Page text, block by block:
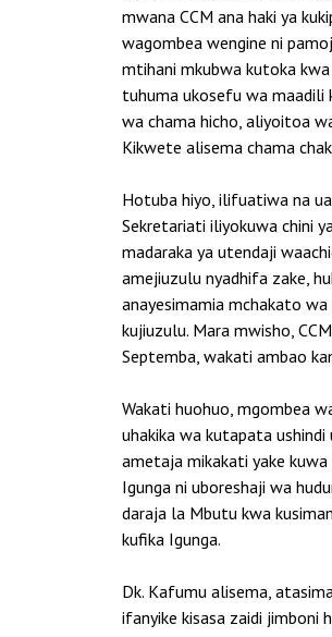
mwana CCM ana haki ya
wagombea wengine ni
mtihani mkubwa kutoka
tuhuma ukosefu wa maadili
wa chama hicho, aliyoitoa
Kikwete alisema chama
Hotuba hiyo, ilifuatiwa na
Sekretariati iliyokuwa chini
madaraka ya utendaji
amejiuzulu nyadhifa zake,
anayesimamia mchakato
kujiuzulu. Mara mwisho,
Septemba, wakati ambao
Wakati huohuo, mgombea
uhakika wa kutapata
ametaja mikakati yake
Igunga ni uboreshaji wa
daraja la Mbutu kwa
kufika Igunga.
Dk. Kafumu alisema,
ifanyike kisasa zaidi jimboni